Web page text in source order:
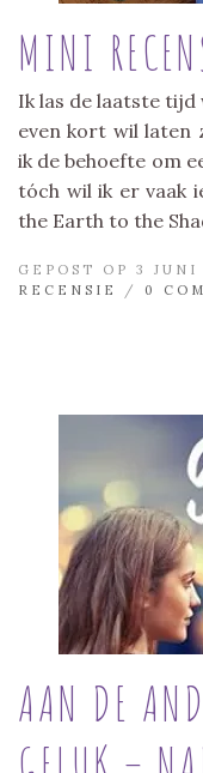
MINI
Ik las de laatste tijd
even kort wil laten
ik de behoefte om
tóch wil ik er vaak
the Earth to the
GEPOST OP 3
RECENSIE
/ 0
AAN DE